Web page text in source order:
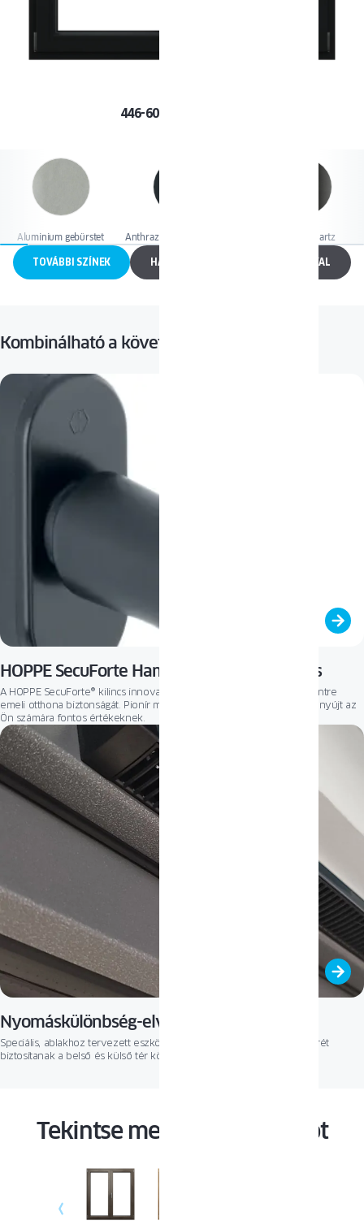
Aluminium gebürstet Anthrazitgrau seidenglatt II Antracyt quartz
TOVÁBBI SZÍNEK HASONLÍTSA ÖSSZE MÁS ABLAKOKKAL
446-6062
Kombinálható a következőkkel:
HOPPE SecuForte Hamburg Standard kilincs
A HOPPE SecuForte® kilincs innovatív megoldás, amely magasabb szintre
emeli otthona biztonságát. Pionír mechanizmusa maximális védelmet nyújt az
Ön számára fontos értékeknek.
Nyomáskülönbség-elvű szellőzők
Speciális, ablakhoz tervezett eszközök, amelyek szabályozott légcserét
biztosítanak a belső és külső tér között.
Tekintse meg a többi ablakot